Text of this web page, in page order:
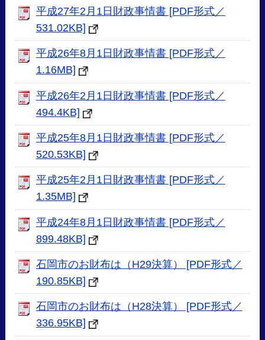
平成27年2月1日財政事情書 [PDF形式／
531.02KB]
平成26年8月1日財政事情書 [PDF形式／
1.16MB]
平成26年2月1日財政事情書 [PDF形式／
494.4KB]
平成25年8月1日財政事情書 [PDF形式／
520.53KB]
平成25年2月1日財政事情書 [PDF形式／
1.35MB]
平成24年8月1日財政事情書 [PDF形式／
899.48KB]
石岡市のお財布は（H29決算） [PDF形式／
190.85KB]
石岡市のお財布は（H28決算） [PDF形式／
336.95KB]